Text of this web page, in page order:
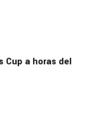
Cup a horas del